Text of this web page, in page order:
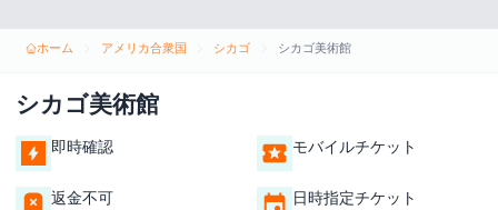
ホーム アメリカ合衆国 シカゴ シカゴ美術館
シカゴ美術館
即時確認 モバイルチケット
返金不可 日時指定チケット